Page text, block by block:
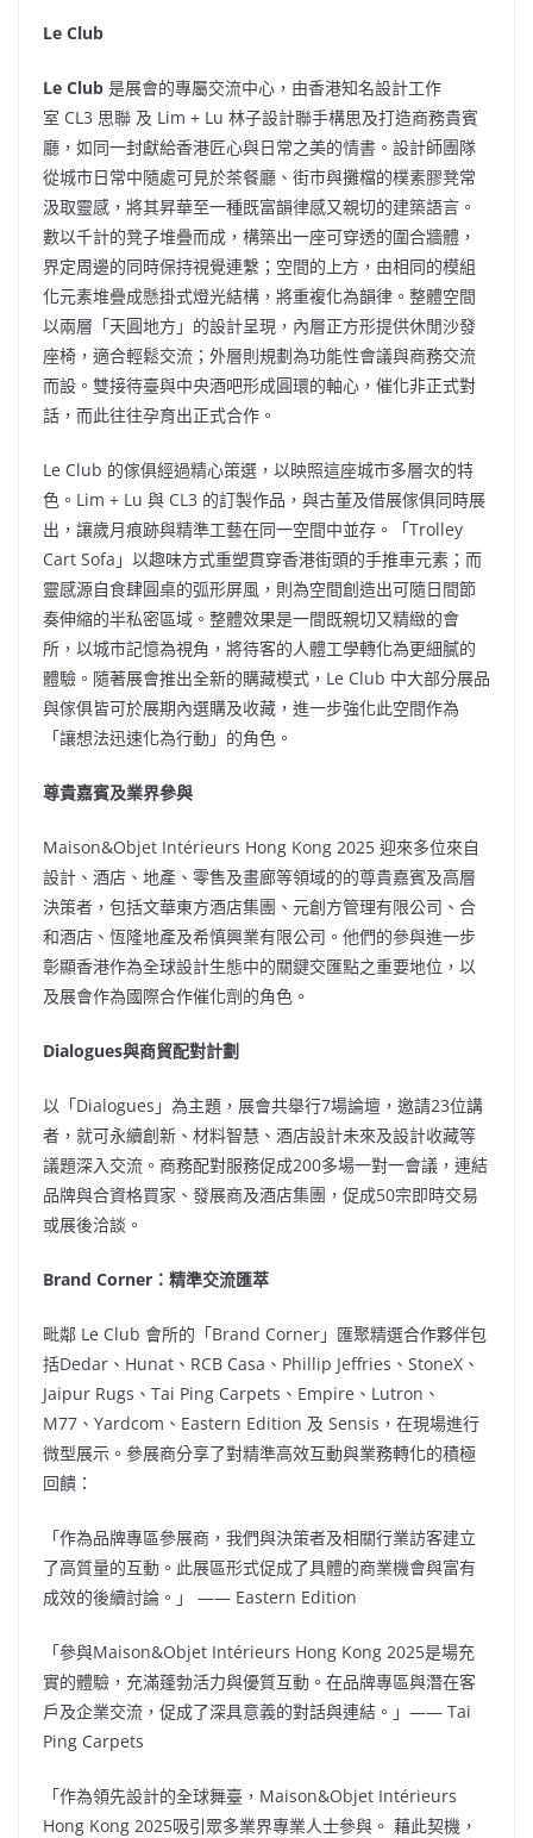
Le Club
Le Club 是展會的專屬交流中心，由香港知名設計工作
室 CL3 思聯 及 Lim + Lu 林子設計聯手構思及打造商務貴賓
廳，如同一封獻給香港匠心與日常之美的情書。設計師團隊
從城市日常中隨處可見於茶餐廳、街市與攤檔的樸素膠凳常
汲取靈感，將其昇華至一種既富韻律感又親切的建築語言。
數以千計的凳子堆疊而成，構築出一座可穿透的圍合牆體，
界定周邊的同時保持視覺連繫；空間的上方，由相同的模組
化元素堆疊成懸掛式燈光結構，將重複化為韻律。整體空間
以兩層「天圓地方」的設計呈現，內層正方形提供休閒沙發
座椅，適合輕鬆交流；外層則規劃為功能性會議與商務交流
而設。雙接待臺與中央酒吧形成圓環的軸心，催化非正式對
話，而此往往孕育出正式合作。
Le Club 的傢俱經過精心策選，以映照這座城市多層次的特
色。Lim + Lu 與 CL3 的訂製作品，與古董及借展傢俱同時展
出，讓歲月痕跡與精準工藝在同一空間中並存。「Trolley
Cart Sofa」以趣味方式重塑貫穿香港街頭的手推車元素；而
靈感源自食肆圓桌的弧形屏風，則為空間創造出可隨日間節
奏伸縮的半私密區域。整體效果是一間既親切又精緻的會
所，以城市記憶為視角，將待客的人體工學轉化為更細膩的
體驗。隨著展會推出全新的購藏模式，Le Club 中大部分展品
與傢俱皆可於展期內選購及收藏，進一步強化此空間作為
「讓想法迅速化為行動」的角色。
尊貴嘉賓及業界參與
Maison&Objet Intérieurs Hong Kong 2025 迎來多位來自
設計、酒店、地產、零售及畫廊等領域的的尊貴嘉賓及高層
決策者，包括文華東方酒店集團、元創方管理有限公司、合
和酒店、恆隆地產及希慎興業有限公司。他們的參與進一步
彰顯香港作為全球設計生態中的關鍵交匯點之重要地位，以
及展會作為國際合作催化劑的角色。
Dialogues與商貿配對計劃
以「Dialogues」為主題，展會共舉行7場論壇，邀請23位講
者，就可永續創新、材料智慧、酒店設計未來及設計收藏等
議題深入交流。商務配對服務促成200多場一對一會議，連結
品牌與合資格買家、發展商及酒店集團，促成50宗即時交易
或展後洽談。
Brand Corner ： 精準交流匯萃
毗鄰 Le Club 會所的「Brand Corner」匯聚精選合作夥伴包
括Dedar、Hunat、RCB Casa、Phillip Jeffries、StoneX、
Jaipur Rugs、Tai Ping Carpets、Empire、Lutron、
M77、Yardcom、Eastern Edition 及 Sensis，在現場進行
微型展示。參展商分享了對精準高效互動與業務轉化的積極
回饋：
「作為品牌專區參展商，我們與決策者及相關行業訪客建立
了高質量的互動。此展區形式促成了具體的商業機會與富有
成效的後續討論。」 —— Eastern Edition
「參與Maison&Objet Intérieurs Hong Kong 2025是場充
實的體驗，充滿蓬勃活力與優質互動。在品牌專區與潛在客
戶及企業交流，促成了深具意義的對話與連結。」—— Tai
Ping Carpets
「作為領先設計的全球舞臺，Maison&Objet Intérieurs
Hong Kong 2025吸引眾多業界專業人士參與。 藉此契機，